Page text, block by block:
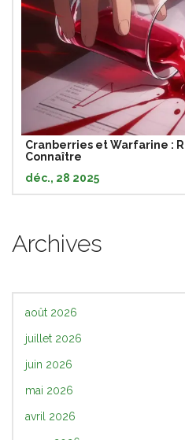
Cranberries et Warfarine :
Connaître
déc., 28 2025
Archives
août 2026
juillet 2026
juin 2026
mai 2026
avril 2026